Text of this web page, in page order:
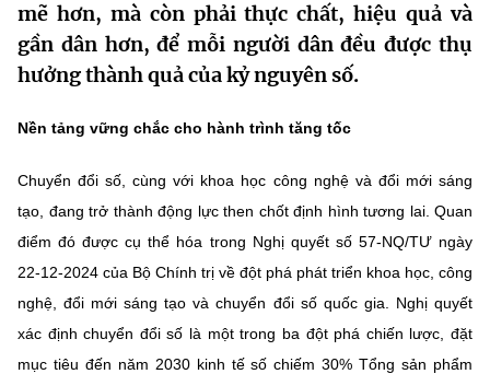
Bưu chính, Viễn thông
Sở hữu trí tuệ
Tiêu chuẩn, đo lường, chất lượng
Năng lượng nguyên tử
Tin tổng hợp
Văn bản chỉ đạo điều hành
Lấy ý kiến người dân về dự thảo VBQPPL
THỐNG KÊ
Khoa học và Công nghệ
Đổi mới sáng tạo
Chuyển đổi số
Bưu chính, Viễn thông
Sở hữu trí tuệ
Tiêu chuẩn, đo lường, chất lượng
Multimedia
Videos
Infographic
Ảnh
Voice
mẽ hơn, mà còn phải thực chất, hiệu quả và
gần dân hơn, để mỗi người dân đều được thụ
hưởng thành quả của kỷ nguyên số.
Nền tảng vững chắc cho hành trình tăng tốc
Chuyển đổi số, cùng với khoa học công nghệ và đổi mới sáng
tạo, đang trở thành động lực then chốt định hình tương lai. Quan
điểm đó được cụ thể hóa trong Nghị quyết số 57-NQ/TƯ ngày
22-12-2024 của Bộ Chính trị về đột phá phát triển khoa học, công
nghệ, đổi mới sáng tạo và chuyển đổi số quốc gia. Nghị quyết
xác định chuyển đổi số là một trong ba đột phá chiến lược, đặt
mục tiêu đến năm 2030 kinh tế số chiếm 30% Tổng sản phẩm